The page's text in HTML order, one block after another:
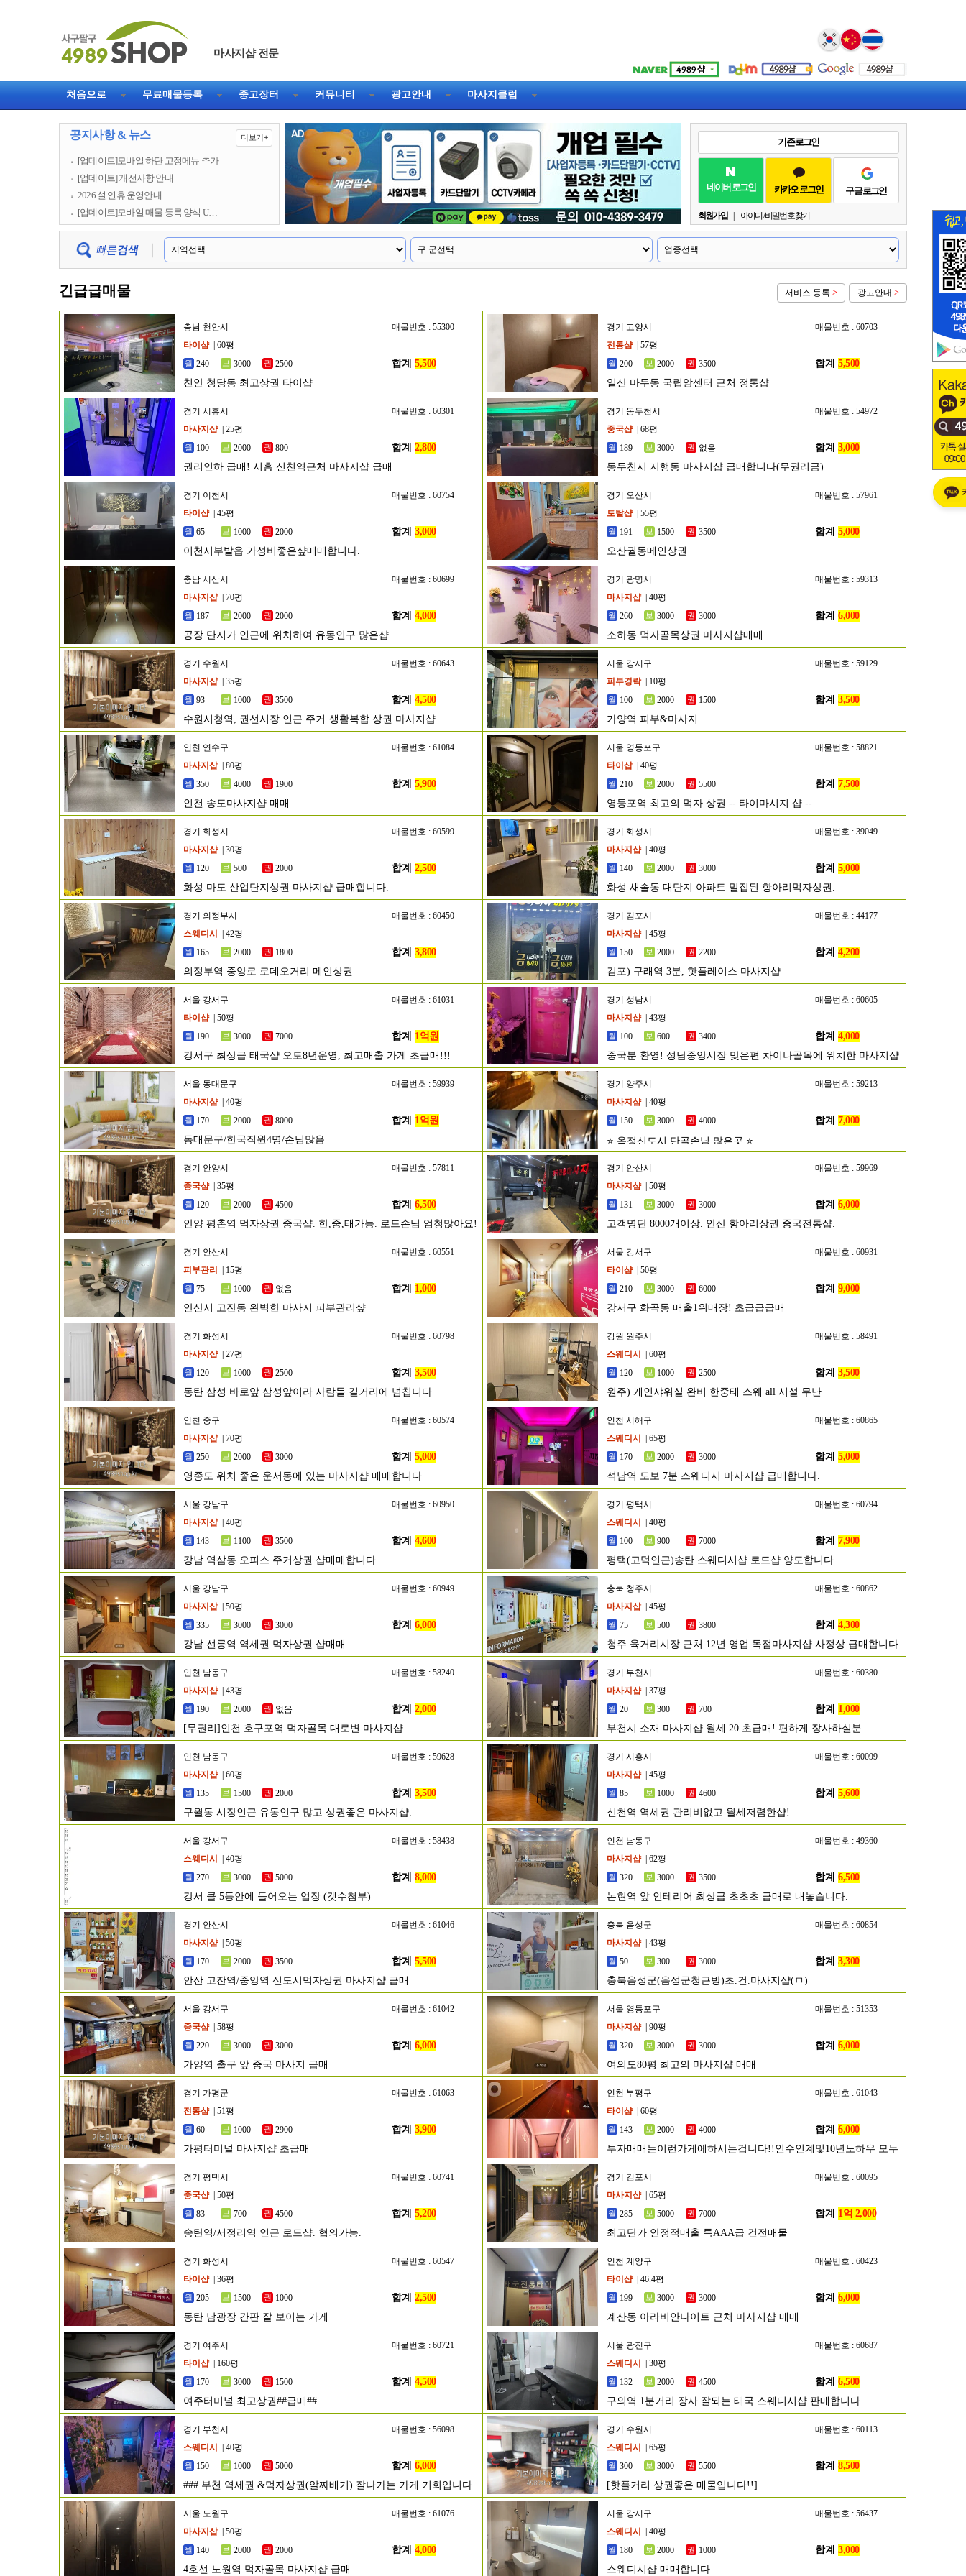
Select Language ▼
마사지샵 전문
처음으로 무료매물등록 중고장터 커뮤니티 광고안내 마사지클럽
공지사항 & 뉴스 더보기+
[업데이트]모바일 하단 고정메뉴 추가
[업데이트] 개선사항 안내
2026 설 연휴 운영안내
[업데이트]모바일 매물 등록 양식 U…
기존 로그인
네이버 로그인 카카오 로그인 구글 로그인
회원가입 아이디 / 비밀번호 찾기
긴급급매물 광고안내 >
서비스 등록 >
충남 천안시
매물번호 : 55300
타이샵
| 60평
240
3000 2500 합계 5,500
천안 청당동 최고상권 타이샵
경기 고양시
매물번호 : 60703
전통샵
| 57평
200
2000 3500 합계 5,500
일산 마두동 국립암센터 근처 정통샵
경기 시흥시
매물번호 : 60301
마사지샵
| 25평
100
2000 800 합계 2,800
권리인하 급매! 시흥 신천역근처 마사지샵 급매
경기 동두천시
매물번호 : 54972
중국샵
| 68평
189
3000 없음 합계 3,000
동두천시 지행동 마사지샵 급매합니다(무권리금)
경기 이천시
매물번호 : 60754
타이샵
| 45평
65
1000 2000 합계 3,000
이천시부발읍 가성비좋은샾매매합니다.
경기 오산시
매물번호 : 57961
토탈샵
| 55평
191
1500 3500 합계 5,000
오산궐동메인상권
충남 서산시
매물번호 : 60699
마사지샵
| 70평
187
2000 2000 합계 4,000
공장 단지가 인근에 위치하여 유동인구 많은샵
경기 광명시
매물번호 : 59313
마사지샵
| 40평
260
3000 3000 합계 6,000
소하동 먹자골목상권 마사지샵매매.
경기 수원시
매물번호 : 60643
마사지샵
| 35평
93
1000 3500 합계 4,500
수원시청역, 권선시장 인근 주거·생활복합 상권 마사지샵
서울 강서구
매물번호 : 59129
피부경락
| 10평
100
2000 1500 합계 3,500
가양역 피부&마사지
인천 연수구
매물번호 : 61084
마사지샵
| 80평
350
4000 1900 합계 5,900
인천 송도마사지샵 매매
서울 영등포구
매물번호 : 58821
타이샵
| 40평
210
2000 5500 합계 7,500
영등포역 최고의 먹자 상권 -- 타이마시지 샵 --
경기 화성시
매물번호 : 60599
마사지샵
| 30평
120
500 2000 합계 2,500
화성 마도 산업단지상권 마사지샵 급매합니다.
경기 화성시
매물번호 : 39049
마사지샵
| 40평
140
2000 3000 합계 5,000
화성 새솔동 대단지 아파트 밀집된 항아리먹자상권.
경기 의정부시
매물번호 : 60450
스웨디시
| 42평
165
2000 1800 합계 3,800
의정부역 중앙로 로데오거리 메인상권
경기 김포시
매물번호 : 44177
마사지샵
| 45평
150
2000 2200 합계 4,200
김포) 구래역 3분, 핫플레이스 마사지샵
서울 강서구
매물번호 : 61031
타이샵
| 50평
190
3000 7000 합계 1억원
강서구 최상급 태국샵 오토8년운영, 최고매출 가게 초급매!!!
경기 성남시
매물번호 : 60605
마사지샵
| 43평
100
600 3400 합계 4,000
중국분 환영! 성남중앙시장 맞은편 차이나골목에 위치한 마사지샵
서울 동대문구
매물번호 : 59939
마사지샵
| 40평
170
2000 8000 합계 1억원
동대문구/한국직원4명/손님많음
경기 양주시
매물번호 : 59213
마사지샵
| 40평
150
3000 4000 합계 7,000
⭐ 옥정신도시 단골손님 많은곳 ⭐
경기 안양시
매물번호 : 57811
중국샵
| 35평
120
2000 4500 합계 6,500
안양 평촌역 먹자상권 중국샵. 한,중,태가능. 로드손님 엄청많아요!
경기 안산시
매물번호 : 59969
마사지샵
| 50평
131
3000 3000 합계 6,000
고객명단 8000개이상. 안산 항아리상권 중국전통샵.
경기 안산시
매물번호 : 60551
피부관리
| 15평
75
1000 없음 합계 1,000
안산시 고잔동 완벽한 마사지 피부관리샾
서울 강서구
매물번호 : 60931
타이샵
| 50평
210
3000 6000 합계 9,000
강서구 화곡동 매출1위매장! 초급급급매
경기 화성시
매물번호 : 60798
마사지샵
| 27평
120
1000 2500 합계 3,500
동탄 삼성 바로앞 삼성앞이라 사람들 길거리에 넘칩니다
강원 원주시
매물번호 : 58491
스웨디시
| 60평
120
1000 2500 합계 3,500
원주) 개인샤워실 완비 한중태 스웨 all 시설 무난
인천 중구
매물번호 : 60574
마사지샵
| 70평
250
2000 3000 합계 5,000
영종도 위치 좋은 운서동에 있는 마사지샵 매매합니다
인천 서해구
매물번호 : 60865
스웨디시
| 65평
170
2000 3000 합계 5,000
석남역 도보 7분 스웨디시 마사지샵 급매합니다.
서울 강남구
매물번호 : 60950
마사지샵
| 40평
143
1100 3500 합계 4,600
강남 역삼동 오피스 주거상권 샵매매합니다.
경기 평택시
매물번호 : 60794
스웨디시
| 40평
100
900 7000 합계 7,900
평택(고덕인근)송탄 스웨디시샵 로드샵 양도합니다
서울 강남구
매물번호 : 60949
마사지샵
| 50평
335
3000 3000 합계 6,000
강남 선릉역 역세권 먹자상권 샵매매
충북 청주시
매물번호 : 60862
마사지샵
| 45평
75
500 3800 합계 4,300
청주 육거리시장 근처 12년 영업 독점마사지샵 사정상 급매합니다.
인천 남동구
매물번호 : 58240
마사지샵
| 43평
190
2000 없음 합계 2,000
[무권리]인천 호구포역 먹자골목 대로변 마사지샵.
경기 부천시
매물번호 : 60380
마사지샵
| 37평
20
300 700 합계 1,000
부천시 소재 마사지샵 월세 20 초급매! 편하게 장사하실분
인천 남동구
매물번호 : 59628
마사지샵
| 60평
135
1500 2000 합계 3,500
구월동 시장인근 유동인구 많고 상권좋은 마사지샵.
경기 시흥시
매물번호 : 60099
마사지샵
| 45평
85
1000 4600 합계 5,600
신천역 역세권 관리비없고 월세저렴한샵!
서울 강서구
매물번호 : 58438
스웨디시
| 40평
270
3000 5000 합계 8,000
강서 콜 5등안에 들어오는 업장 (갯수첨부)
인천 남동구
매물번호 : 49360
마사지샵
| 62평
320
3000 3500 합계 6,500
논현역 앞 인테리어 최상급 초초초 급매로 내놓습니다.
경기 안산시
매물번호 : 61046
마사지샵
| 50평
170
2000 3500 합계 5,500
안산 고잔역/중앙역 신도시먹자상권 마사지샵 급매
충북 음성군
매물번호 : 60854
마사지샵
| 43평
50
300 3000 합계 3,300
충북음성군(음성군청근방)초.건.마사지샵(ㅁ)
서울 강서구
매물번호 : 61042
중국샵
| 58평
220
3000 3000 합계 6,000
가양역 출구 앞 중국 마사지 급매
서울 영등포구
매물번호 : 51353
마사지샵
| 90평
320
3000 3000 합계 6,000
여의도80평 최고의 마사지샵 매매
경기 가평군
매물번호 : 61063
전통샵
| 51평
60
1000 2900 합계 3,900
가평터미널 마사지샵 초급매
인천 부평구
매물번호 : 61043
타이샵
| 60평
143
2000 4000 합계 6,000
투자매매는이런가게에하시는겁니다!!인수인계및10년노하우 모두
승계
경기 평택시
매물번호 : 60741
중국샵
| 50평
83
700 4500 합계 5,200
송탄역/서정리역 인근 로드샵. 협의가능.
경기 김포시
매물번호 : 60095
마사지샵
| 65평
285
5000 7000 합계 1억 2,000
최고단가 안정적매출 특AAA급 건전매물
경기 화성시
매물번호 : 60547
타이샵
| 36평
205
1500 1000 합계 2,500
동탄 남광장 간판 잘 보이는 가게
인천 계양구
매물번호 : 60423
타이샵
| 46.4평
199
3000 3000 합계 6,000
계산동 아라비안나이트 근처 마사지샵 매매
경기 여주시
매물번호 : 60721
타이샵
| 160평
170
3000 1500 합계 4,500
여주터미널 최고상권##급매##
서울 광진구
매물번호 : 60687
스웨디시
| 30평
132
2000 4500 합계 6,500
구의역 1분거리 장사 잘되는 태국 스웨디시샵 판매합니다
경기 부천시
매물번호 : 56098
스웨디시
| 40평
150
1000 5000 합계 6,000
### 부천 역세권 &먹자상권(알짜배기) 잘나가는 가게 기회입니다
###
경기 수원시
매물번호 : 60113
스웨디시
| 65평
300
3000 5500 합계 8,500
[핫플거리 상권좋은 매물입니다!!]
서울 노원구
매물번호 : 61076
마사지샵
| 50평
140
2000 2000 합계 4,000
4호선 노원역 먹자골목 마사지샵 급매
서울 강서구
매물번호 : 56437
스웨디시
| 40평
180
2000 1000 합계 3,000
스웨디시샵 매매합니다